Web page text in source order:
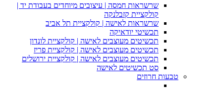
שרשראות חמסה | עיצובים מיוחדים בעבודת יד |
קולקציית קזבלנקה
שרשראות לאישה | קולקציית תל אביב
תכשיטי יודאיקה
תכשיטים מעוצבים לאישה | קולקציית לונדון
תכשיטים מעוצבים לאישה | קולקציית פריז
תכשיטים מעוצבים לאישה | קולקציית ירושלים
סט תכשיטים לאישה
טבעות חרוזים